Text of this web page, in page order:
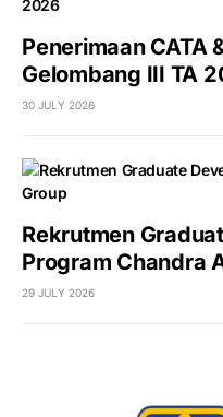
Penerimaan CATA
Gelombang III TA
30 JULY 2026
Rekrutmen
Program Chandra
29 JULY 2026